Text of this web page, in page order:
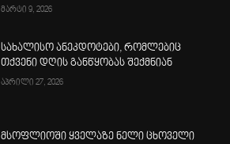
მარტი 9, 2026
სახალისო ანეკდოტები, რომლებიც
თქვენი დღის განწყობას შექმნიან
აპრილი 27, 2026
მსოფლიოში ყველაზე ნელი ცხოველი